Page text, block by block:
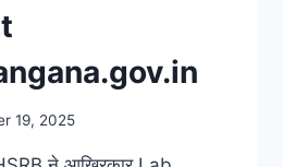
19, 2025